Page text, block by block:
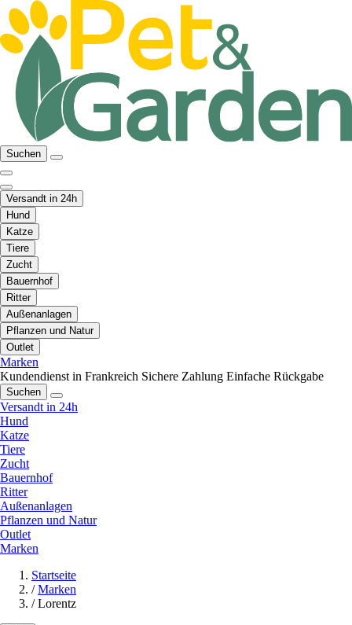
Suchen
Versandt in 24h
Hund
Katze
Tiere
Zucht
Bauernhof
Ritter
Außenanlagen
Pflanzen und Natur
Outlet
Marken
Kundendienst in Frankreich Sichere Zahlung Einfache Rückgabe
Suchen
Versandt in 24h
Hund
Katze
Tiere
Zucht
Bauernhof
Ritter
Außenanlagen
Pflanzen und Natur
Outlet
Marken
Startseite
/ Marken
/ Lorentz